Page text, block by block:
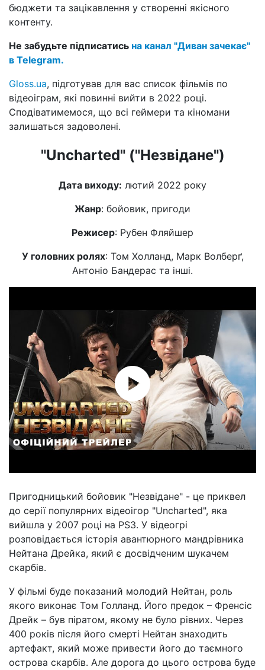
бюджети та зацікавлення у створенні якісного
контенту.
Не забудьте підписатись на канал "Диван зачекає"
в Telegram.
Gloss.ua, підготував для вас список фільмів по
відеоіграм, які повинні вийти в 2022 році.
Сподіватимемося, що всі геймери та кіномани
залишаться задоволені.
"Uncharted" ("Незвідане")
Дата виходу: лютий 2022 року
Жанр: бойовик, пригоди
Режисер: Рубен Фляйшер
У головних ролях: Том Холланд, Марк Волберґ,
Антоніо Бандерас та інші.
Пригодницький бойовик "Незвідане" - це приквел
до серії популярних відеоігор "Uncharted", яка
вийшла у 2007 році на PS3. У відеогрі
розповідається історія авантюрного мандрівника
Нейтана Дрейка, який є досвідченим шукачем
скарбів.
У фільмі буде показаний молодий Нейтан, роль
якого виконає Том Голланд. Його предок – Френсіс
Дрейк – був піратом, якому не було рівних. Через
400 років після його смерті Нейтан знаходить
артефакт, який може привести його до таємного
острова скарбів. Але дорога до цього острова буде